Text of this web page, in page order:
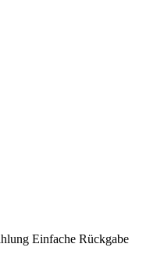
Einfache Rückgabe